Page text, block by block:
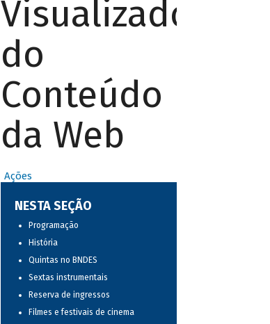
Visualizador
do
Conteúdo
da Web
Ações
NESTA SEÇÃO
Programação
História
Quintas no BNDES
Sextas instrumentais
Reserva de ingressos
Filmes e festivais de cinema